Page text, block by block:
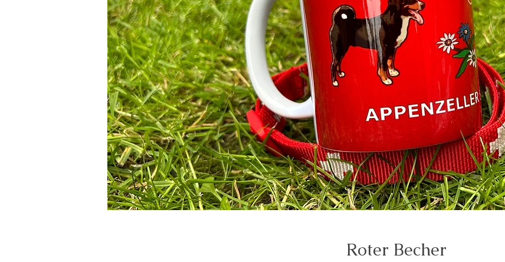
Roter Becher